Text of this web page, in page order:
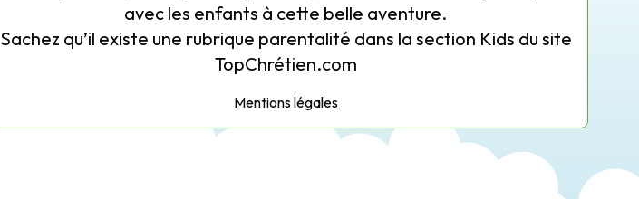
avec les enfants à cette belle aventure.
Sachez qu’il existe une rubrique parentalité dans la section Kids du site
TopChrétien.com
Mentions légales